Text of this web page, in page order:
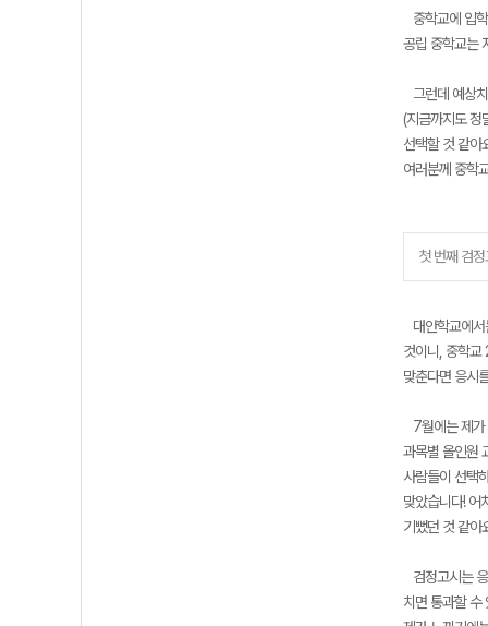
중학교에 입
공립 중학교는
그런데 예상
(지금까지도 정
선택할 것 같아
여러분께 중학
첫 번째 검
대안학교에서
것이니, 중학교
맞춘다면 응시
7월에는 제가
과목별 올인원
사람들이 선택
맞았습니다! 어
기뻤던 것 같아
검정고시는
치면 통과할 수